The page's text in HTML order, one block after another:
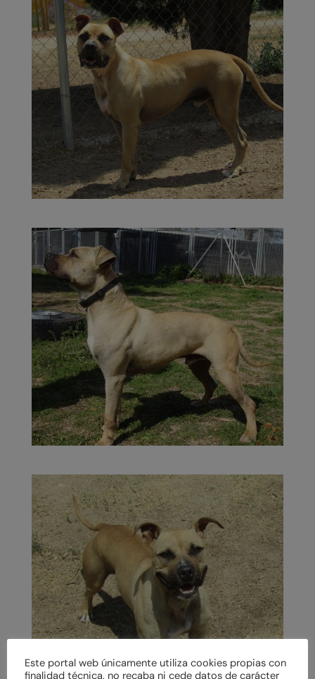
Este portal web únicamente utiliza cookies propias con
finalidad técnica, no recaba ni cede datos de carácter